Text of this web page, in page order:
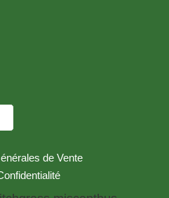
de Vente